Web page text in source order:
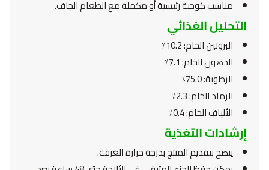
مناسب كوجبة رئيسية أو مكملة مع الطعام الجاف.
التحليل الغذائي
البروتين الخام: 10.2٪
الدهون الخام: 7.1٪
الرطوبة: 75.0٪
الرماد الخام: 2.3٪
الألياف الخام: 0.4٪
إرشادات التغذية
ينصح بتقديم المنتج بدرجة حرارة الغرفة.